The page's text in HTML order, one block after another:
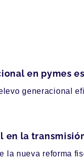
en pymes
generacional
la
la nueva reforma